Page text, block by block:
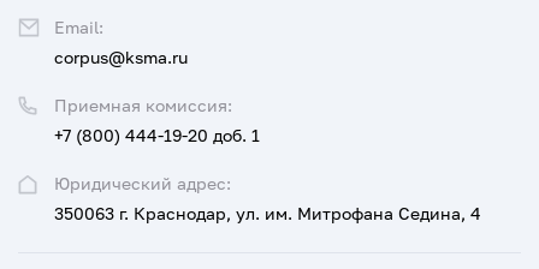
Юридический адрес:
350063 г. Краснодар, ул. им. Митрофана Седина, 4
Приемная комиссия:
+7 (800) 444-19-20 доб. 1
Email:
corpus@ksma.ru